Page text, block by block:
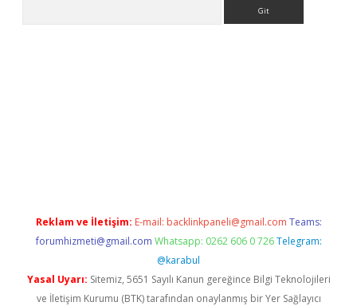
Reklam ve İletişim: E-mail: backlinkpaneli@gmail.com Teams:
forumhizmeti@gmail.com Whatsapp: 0262 606 0 726 Telegram:
@karabul
Yasal Uyarı: Sitemiz, 5651 Sayılı Kanun gereğince Bilgi Teknolojileri
ve İletişim Kurumu (BTK) tarafından onaylanmış bir Yer Sağlayıcı